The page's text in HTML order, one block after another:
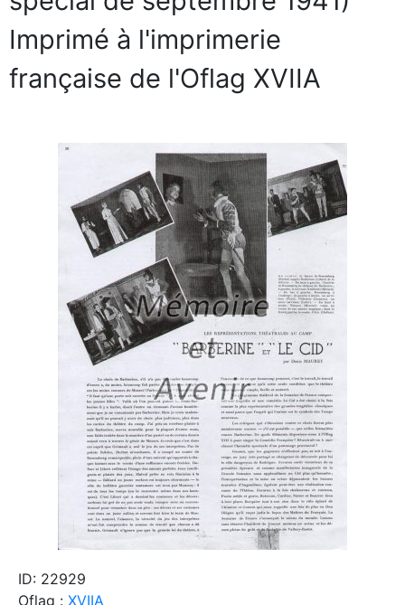
Imprimé à l'imprimerie
française de l'Oflag XVIIA
ID: 22929
Oflag : XVIIA